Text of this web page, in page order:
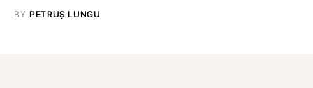
BY PETRUȘ LUNGU